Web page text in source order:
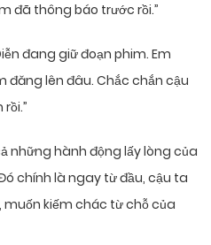
đã thông báo trước rồi.”
đang giữ đoạn phim. Em
lên đâu. Chắc chắn cậu
những hành động lấy lòng của
chính là ngay từ đầu, cậu ta
kiếm chác từ chỗ của